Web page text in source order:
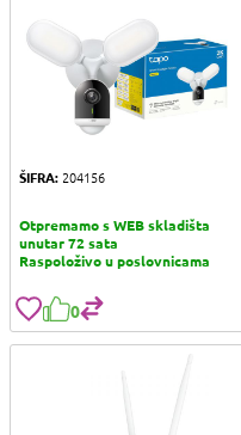
ŠIFRA: 204156
Otpremamo s WEB skladišta
unutar 72 sata
Raspoloživo u poslovnicama
0